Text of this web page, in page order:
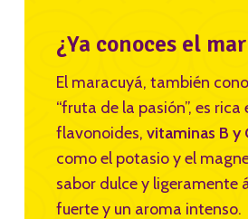
¿Ya conoces el
El maracuyá, también
“fruta de la pasión”, es rica
flavonoides, vitaminas B y
como el potasio y el
sabor dulce y ligeramente
fuerte y un aroma intenso.